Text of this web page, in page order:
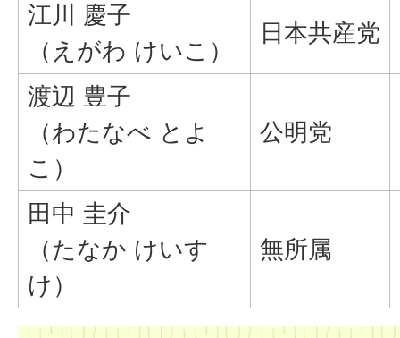
江川 慶子
（えがわ けいこ）
日本共産党
渡辺 豊子
（わたなべ とよ
こ）
公明党
田中 圭介
（たなか けいす
け）
無所属